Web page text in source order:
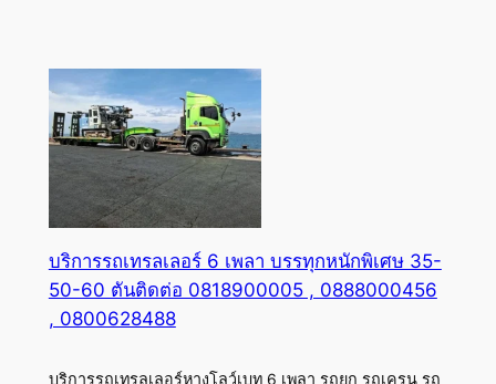
บริการรถเทรลเลอร์ 6 เพลา บรรทุกหนักพิเศษ 35-
50-60 ตันติดต่อ 0818900005 , 0888000456
, 0800628488
บริการรถเทรลเลอร์หางโลว์เบท 6 เพลา รถยก รถเครน รถ